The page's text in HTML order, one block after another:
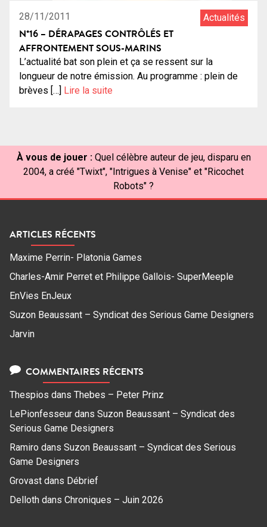
28/11/2011 Actualités
N°16 – DÉRAPAGES CONTRÔLÉS ET
AFFRONTEMENT SOUS-MARINS
L’actualité bat son plein et ça se ressent sur la
longueur de notre émission. Au programme : plein de
brèves […] Lire la suite
À vous de jouer : Quel célèbre auteur de jeu, disparu en
2004, a créé "Twixt", "Intrigues à Venise" et "Ricochet
Robots" ?
ARTICLES RÉCENTS
Maxime Perrin- Platonia Games
Charles-Amir Perret et Philippe Gallois- SuperMeeple
EnVies EnJeux
Suzon Beaussant – Syndicat des Serious Game Designers
Jarvin
COMMENTAIRES RÉCENTS
Thespios dans Thebes – Peter Prinz
LePionfesseur dans Suzon Beaussant – Syndicat des
Serious Game Designers
Ramiro dans Suzon Beaussant – Syndicat des Serious
Game Designers
Grovast dans Débrief
Delloth dans Chroniques – Juin 2026